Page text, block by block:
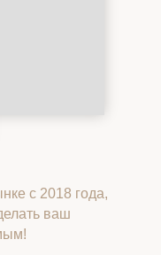
с 2018 года,
ваш